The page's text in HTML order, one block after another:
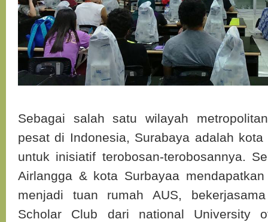
Sebagai salah satu wilayah
pesat di Indonesia, Surabaya adalah
untuk inisiatif terobosan-terobosannya.
Airlangga & kota Surbayaa
menjadi tuan rumah AUS,
Scholar Club dari national University